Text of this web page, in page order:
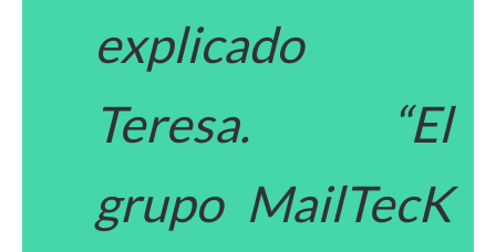
explicado
Teresa. “El
grupo MailTecK